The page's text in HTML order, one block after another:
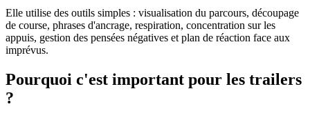
Elle utilise des outils simples : visualisation du parcours, découpage
de course, phrases d'ancrage, respiration, concentration sur les
appuis, gestion des pensées négatives et plan de réaction face aux
imprévus.
Pourquoi c'est important pour les trailers
?